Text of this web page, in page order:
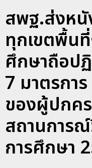
สพฐ.ส่งห
ทุกเขตพื้น
ศึกษาถือป
7 มาตรการ
ของผู้ปกค
สถานการ
การศึกษา